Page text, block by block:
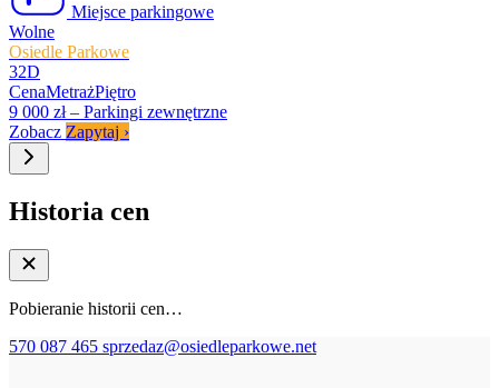
Miejsce parkingowe
Wolne
Osiedle Parkowe
32D
CenaMetrażPiętro
9 000 zł – Parkingi zewnętrzne
Zobacz Zapytaj ›
Historia cen
Pobieranie historii cen…
570 087 465 sprzedaz@osiedleparkowe.net